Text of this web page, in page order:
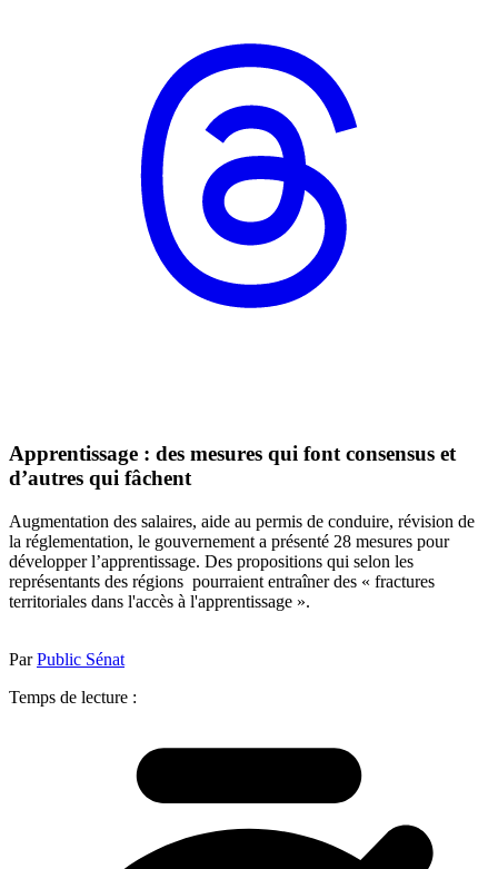
Apprentissage : des mesures qui font consensus et
d’autres qui fâchent
Augmentation des salaires, aide au permis de conduire, révision de
la réglementation, le gouvernement a présenté 28 mesures pour
développer l’apprentissage. Des propositions qui selon les
représentants des régions pourraient entraîner des « fractures
territoriales dans l'accès à l'apprentissage ».
ParPublic Sénat
Temps de lecture :